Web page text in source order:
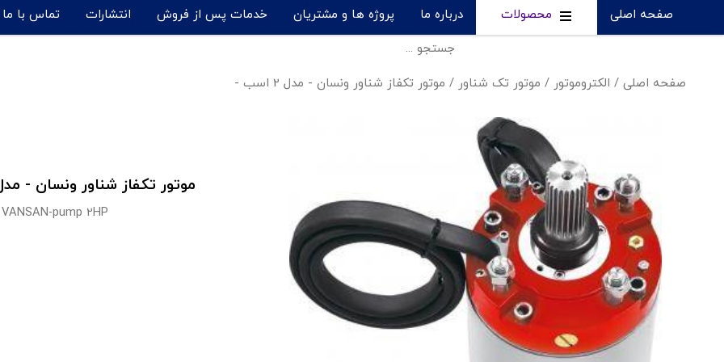
صفحه اصلی محصولات درباره ما پروژه ها و مشتریان خدمات پس از فروش انتشارات تماس با ما
صفحه اصلی / الکتروموتور / موتور تک شناور / موتور تکفاز شناور ونسان - مدل 2 اسب -
موتور تکفاز شناور ونسان - مدل 2 اسب
VANSAN-pump 2HP